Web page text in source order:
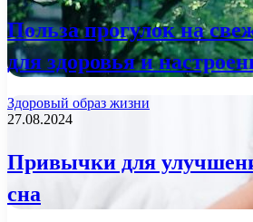
Польза прогулок на
для здоровья и
Здоровый образ жизни
27.08.2024
Привычки для
сна